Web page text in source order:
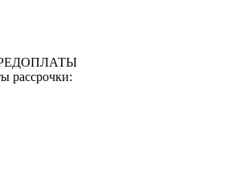
рассрочки: